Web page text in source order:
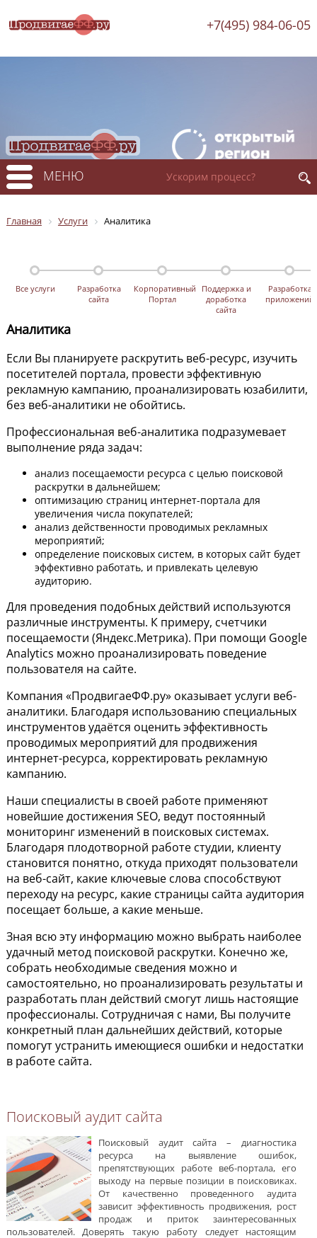
+7(495) 984-06-05
МЕНЮ
Главная Услуги Аналитика
Все услуги
Разработка
сайта
Корпоративный
Портал
Поддержка и
доработка
сайта
Разработка
приложений
Аналитика
Если Вы планируете раскрутить веб-ресурс, изучить
посетителей портала, провести эффективную
рекламную кампанию, проанализировать юзабилити,
без веб-аналитики не обойтись.
Профессиональная веб-аналитика подразумевает
выполнение ряда задач:
анализ посещаемости ресурса с целью поисковой
раскрутки в дальнейшем;
оптимизацию страниц интернет-портала для
увеличения числа покупателей;
анализ действенности проводимых рекламных
мероприятий;
определение поисковых систем, в которых сайт будет
эффективно работать, и привлекать целевую
аудиторию.
Для проведения подобных действий используются
различные инструменты. К примеру, счетчики
посещаемости (Яндекс.Метрика). При помощи Google
Analytics можно проанализировать поведение
пользователя на сайте.
Компания «ПродвигаеФФ.ру» оказывает услуги веб-
аналитики. Благодаря использованию специальных
инструментов удаётся оценить эффективность
проводимых мероприятий для продвижения
интернет-ресурса, корректировать рекламную
кампанию.
Наши специалисты в своей работе применяют
новейшие достижения SEO, ведут постоянный
мониторинг изменений в поисковых системах.
Благодаря плодотворной работе студии, клиенту
становится понятно, откуда приходят пользователи
на веб-сайт, какие ключевые слова способствуют
переходу на ресурс, какие страницы сайта аудитория
посещает больше, а какие меньше.
Зная всю эту информацию можно выбрать наиболее
удачный метод поисковой раскрутки. Конечно же,
собрать необходимые сведения можно и
самостоятельно, но проанализировать результаты и
разработать план действий смогут лишь настоящие
профессионалы. Сотрудничая с нами, Вы получите
конкретный план дальнейших действий, которые
помогут устранить имеющиеся ошибки и недостатки
в работе сайта.
Поисковый аудит сайта
Поисковый аудит сайта – диагностика
ресурса на выявление ошибок,
препятствующих работе веб-портала, его
выходу на первые позиции в поисковиках.
От качественно проведенного аудита
зависит эффективность продвижения, рост
продаж и приток заинтересованных
пользователей. Доверять такую работу следует настоящим